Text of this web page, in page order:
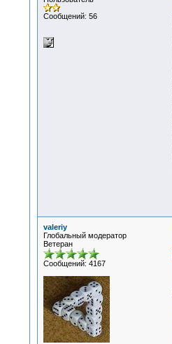
Сообщений: 56
valeriy
Глобальный модератор
Ветеран
Сообщений: 4167